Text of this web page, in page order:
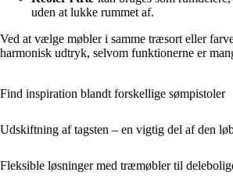
uden at lukke rummet af.
Ved at vælge møbler i samme træsort eller
harmonisk udtryk, selvom funktionerne er
Find inspiration blandt forskellige sømpistoler
Udskiftning af tagsten – en vigtig del af den
Fleksible løsninger med træmøbler til